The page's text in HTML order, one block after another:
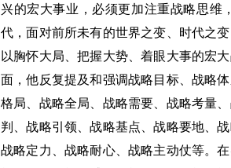
兴的宏大事业，必须更加注重战略思维
代，面对前所未有的世界之变、时代之
以胸怀大局、把握大势、着眼大事的宏
面，他反复提及和强调战略目标、战略
格局、战略全局、战略需要、战略考量
判、战略引领、战略基点、战略要地、
战略定力、战略耐心、战略主动仗等。